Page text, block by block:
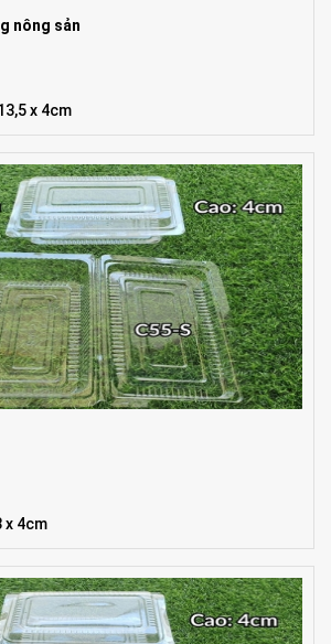
nông sản
x 4cm
x 4cm